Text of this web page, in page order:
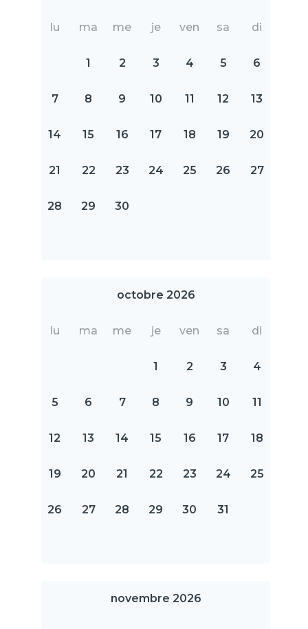
lu ma me je ven sa di
1 2 3 4 5 6
7 8 9 10 11 12 13
14 15 16 17 18 19 20
21 22 23 24 25 26 27
28 29 30
octobre 2026
lu ma me je ven sa di
1 2 3 4
5 6 7 8 9 10 11
12 13 14 15 16 17 18
19 20 21 22 23 24 25
26 27 28 29 30 31
novembre 2026